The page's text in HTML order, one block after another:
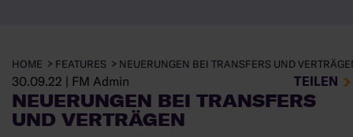
HOME FEATURES NEUERUNGEN BEI TRANSFERS UND
30.09.22 | FM Admin TEILEN
NEUERUNGEN BEI TRANSFERS
UND VERTRÄGEN